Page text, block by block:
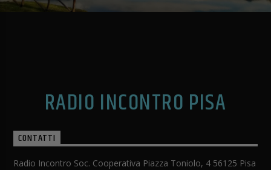
RADIO INCONTRO PISA
CONTATTI
Radio Incontro Soc. Cooperativa Piazza Toniolo, 4 56125 Pisa